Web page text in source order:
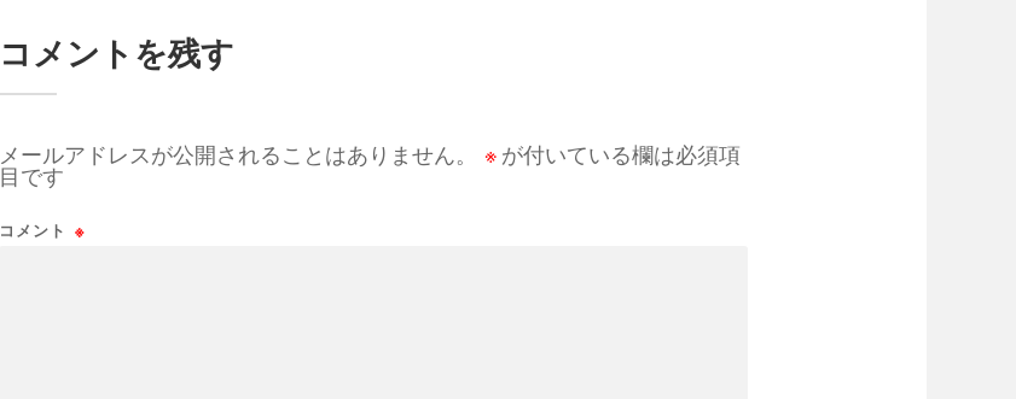
コメントを残す
メールアドレスが公開されることはありません。 ※ が付いている欄は必須項
目です
コメント ※